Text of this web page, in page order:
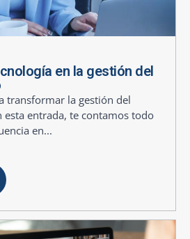
en la gestión del
transformar la gestión del
esta entrada, te contamos todo
en...